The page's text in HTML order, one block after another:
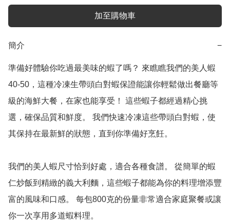
加至購物車
簡介 −
準備好體驗你吃過最美味的蝦了嗎？ 來瞧瞧我們的美人蝦
40-50，這種冷凍生帶頭白對蝦保證能讓你輕鬆做出餐廳等
級的海鮮大餐，在家也能享受！ 這些蝦子都經過精心挑
選，確保品質和鮮度。 我們快速冷凍這些帶頭白對蝦，使
其保持在最新鮮的狀態，直到你準備好烹飪。
我們的美人蝦尺寸恰到好處，適合各種食譜。 從簡單的蝦
仁炒飯到精緻的義大利麵，這些蝦子都能為你的料理增添豐
富的風味和口感。 每包800克的份量非常適合家庭聚餐或讓
你一次享用多道蝦料理。